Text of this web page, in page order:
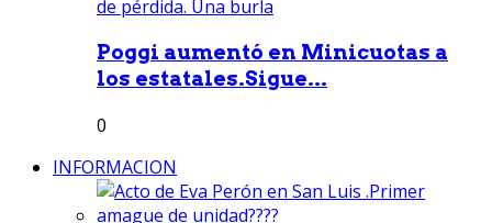
Poggi aumentó en Minicuotas a
los estatales.Sigue...
0
INFORMACION